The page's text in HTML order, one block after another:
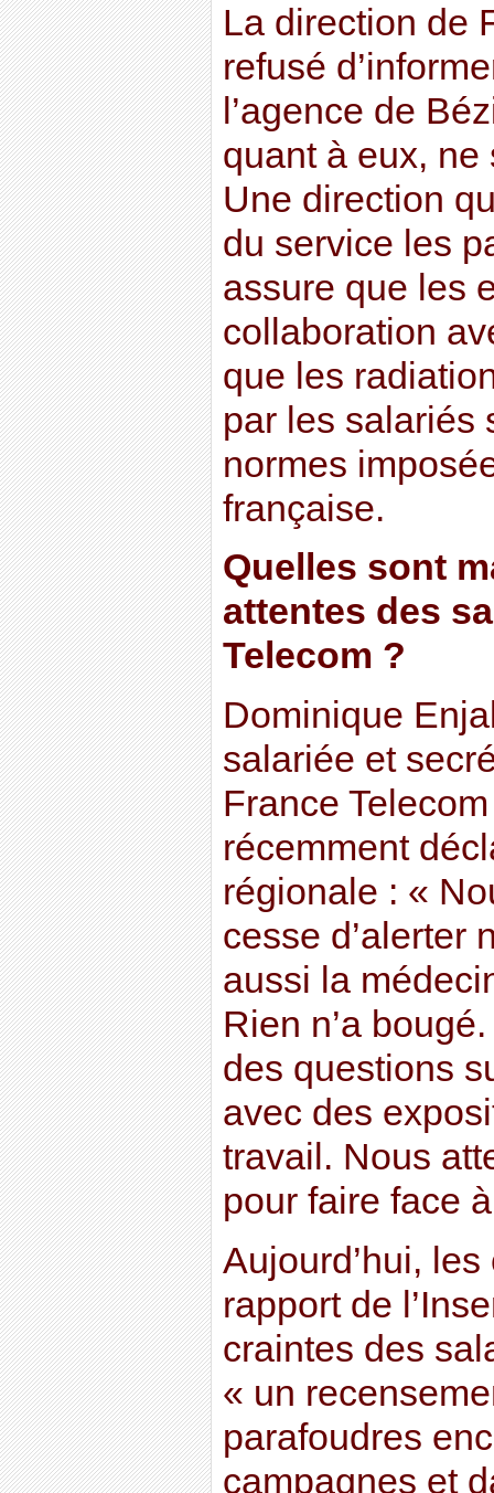
La direction de
refusé
l’agence de
quant à eux, ne
Une direction
du service les
assure que les
collaboration
que les
par les salariés
normes
française.
Quelles sont
attentes des
Telecom ?
Dominique
salariée et
France
récemment
régionale : «
cesse d’alerter
aussi la
Rien n’a
des questions
avec des
travail. Nous
pour faire face
Aujourd’hui,
rapport de
craintes des
« un
parafoudres
campagnes et